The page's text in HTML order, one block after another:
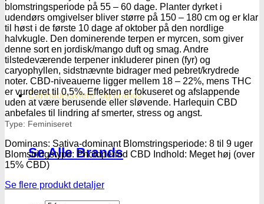
Cannabisavlere -og brands
Se Alle Brands
blomstringsperiode på 55 – 60 dage. Planter dyrket i
udendørs omgivelser bliver større på 150 – 180 cm og er klar
til høst i de første 10 dage af oktober på den nordlige
halvkugle. Den dominerende terpen er myrcen, som giver
denne sort en jordisk/mango duft og smag. Andre
tilstedeværende terpener inkluderer pinen (fyr) og
caryophyllen, sidstnævnte bidrager med pebret/krydrede
noter. CBD-niveauerne ligger mellem 18 – 22%, mens THC
er vurderet til 0,5%. Effekten er fokuseret og afslappende
uden at være berusende eller sløvende. Harlequin CBD
anbefales til lindring af smerter, stress og angst.
Type: Feminiseret
Dominans: Sativa-dominant Blomstringsperiode: 8 til 9 uger
Blomstringstype: Photoperiod CBD Indhold: Meget høj (over
15% CBD)
Se flere produkt detaljer